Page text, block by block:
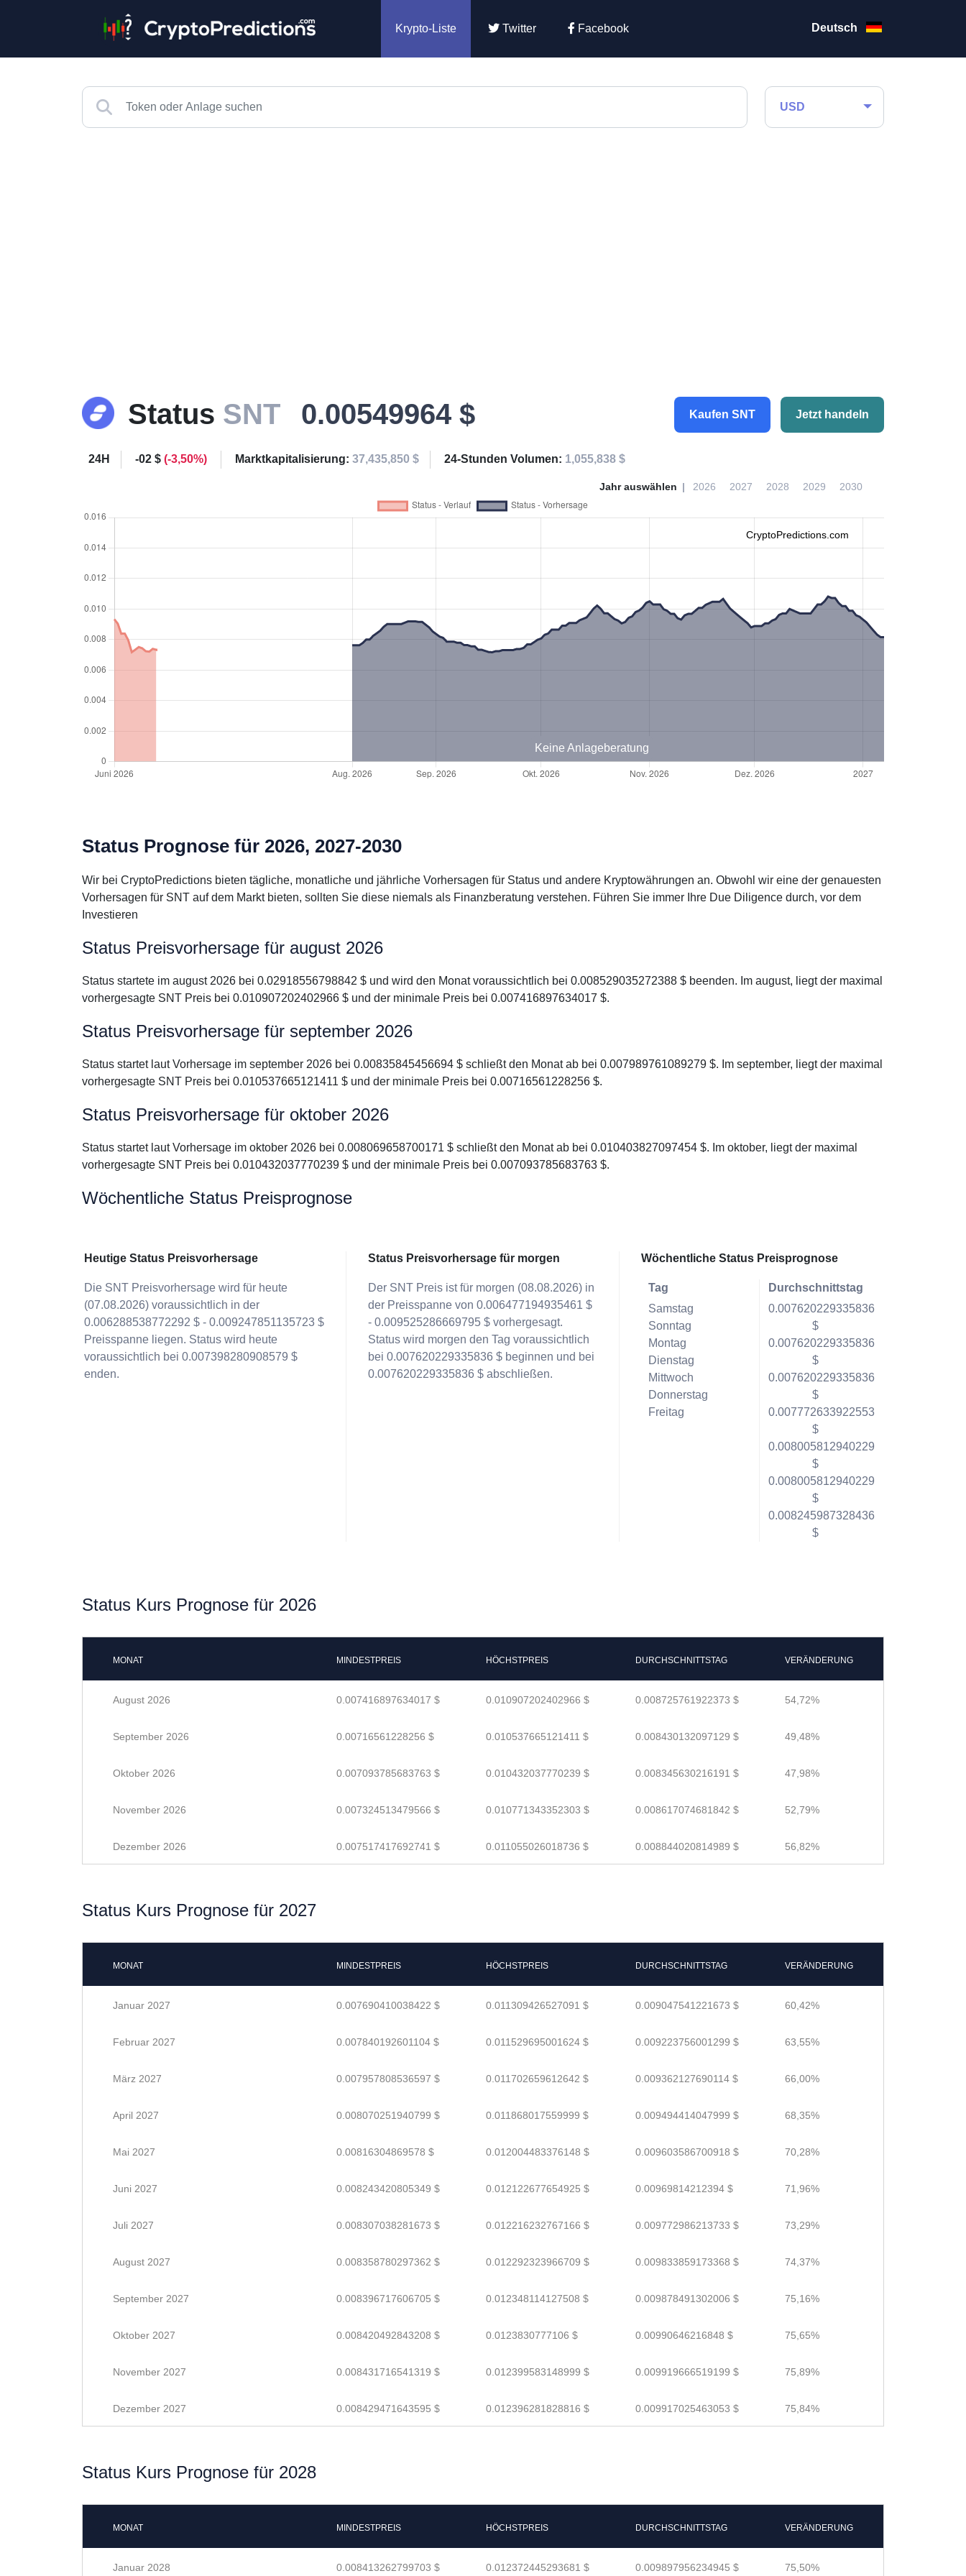
Krypto-Liste Twitter Facebook Deutsch
USD
Status SNT 0.00549964 $ Kaufen SNT Jetzt handeln
24H -02 $ (-3,50%) Marktkapitalisierung: 37,435,850 $ 24-Stunden Volumen: 1,055,838 $
Jahr auswählen 2026 2027 2028 2029 2030
CryptoPredictions.com
Keine Anlageberatung
Status Prognose für 2026, 2027-2030
Wir bei CryptoPredictions bieten tägliche, monatliche und jährliche Vorhersagen für Status und andere Kryptowährungen an. Obwohl wir eine der genauesten
Vorhersagen für SNT auf dem Markt bieten, sollten Sie diese niemals als Finanzberatung verstehen. Führen Sie immer Ihre Due Diligence durch, vor dem
Investieren
Status Preisvorhersage für august 2026
Status startete im august 2026 bei 0.02918556798842 $ und wird den Monat voraussichtlich bei 0.008529035272388 $ beenden. Im august, liegt der maximal
vorhergesagte SNT Preis bei 0.010907202402966 $ und der minimale Preis bei 0.007416897634017 $.
Status Preisvorhersage für september 2026
Status startet laut Vorhersage im september 2026 bei 0.00835845456694 $ schließt den Monat ab bei 0.007989761089279 $. Im september, liegt der maximal
vorhergesagte SNT Preis bei 0.010537665121411 $ und der minimale Preis bei 0.00716561228256 $.
Status Preisvorhersage für oktober 2026
Status startet laut Vorhersage im oktober 2026 bei 0.008069658700171 $ schließt den Monat ab bei 0.010403827097454 $. Im oktober, liegt der maximal
vorhergesagte SNT Preis bei 0.010432037770239 $ und der minimale Preis bei 0.007093785683763 $.
Wöchentliche Status Preisprognose
Heutige Status Preisvorhersage
Die SNT Preisvorhersage wird für heute
(07.08.2026) voraussichtlich in der
0.006288538772292 $ - 0.009247851135723 $
Preisspanne liegen. Status wird heute
voraussichtlich bei 0.007398280908579 $
enden.
Status Preisvorhersage für morgen
Der SNT Preis ist für morgen (08.08.2026) in
der Preisspanne von 0.006477194935461 $
- 0.009525286669795 $ vorhergesagt.
Status wird morgen den Tag voraussichtlich
bei 0.007620229335836 $ beginnen und bei
0.007620229335836 $ abschließen.
Wöchentliche Status Preisprognose
Tag
Samstag
Sonntag
Montag
Dienstag
Mittwoch
Donnerstag
Freitag
Durchschnittstag
0.007620229335836
$
0.007620229335836
$
0.007620229335836
$
0.007772633922553
$
0.008005812940229
$
0.008005812940229
$
0.008245987328436
$
Status Kurs Prognose für 2026
MONAT MINDESTPREIS HÖCHSTPREIS DURCHSCHNITTSTAG VERÄNDERUNG
August 2026 0.007416897634017 $ 0.010907202402966 $ 0.008725761922373 $ 54,72%
September 2026 0.00716561228256 $ 0.010537665121411 $ 0.008430132097129 $ 49,48%
Oktober 2026 0.007093785683763 $ 0.010432037770239 $ 0.008345630216191 $ 47,98%
November 2026 0.007324513479566 $ 0.010771343352303 $ 0.008617074681842 $ 52,79%
Dezember 2026 0.007517417692741 $ 0.011055026018736 $ 0.008844020814989 $ 56,82%
Status Kurs Prognose für 2027
MONAT MINDESTPREIS HÖCHSTPREIS DURCHSCHNITTSTAG VERÄNDERUNG
Januar 2027 0.007690410038422 $ 0.011309426527091 $ 0.009047541221673 $ 60,42%
Februar 2027 0.007840192601104 $ 0.011529695001624 $ 0.009223756001299 $ 63,55%
März 2027 0.007957808536597 $ 0.011702659612642 $ 0.009362127690114 $ 66,00%
April 2027 0.008070251940799 $ 0.011868017559999 $ 0.009494414047999 $ 68,35%
Mai 2027 0.00816304869578 $ 0.012004483376148 $ 0.009603586700918 $ 70,28%
Juni 2027 0.008243420805349 $ 0.012122677654925 $ 0.00969814212394 $ 71,96%
Juli 2027 0.008307038281673 $ 0.012216232767166 $ 0.009772986213733 $ 73,29%
August 2027 0.008358780297362 $ 0.012292323966709 $ 0.009833859173368 $ 74,37%
September 2027 0.008396717606705 $ 0.012348114127508 $ 0.009878491302006 $ 75,16%
Oktober 2027 0.008420492843208 $ 0.0123830777106 $ 0.00990646216848 $ 75,65%
November 2027 0.008431716541319 $ 0.012399583148999 $ 0.009919666519199 $ 75,89%
Dezember 2027 0.008429471643595 $ 0.012396281828816 $ 0.009917025463053 $ 75,84%
Status Kurs Prognose für 2028
MONAT MINDESTPREIS HÖCHSTPREIS DURCHSCHNITTSTAG VERÄNDERUNG
Januar 2028 0.008413262799703 $ 0.012372445293681 $ 0.009897956234945 $ 75,50%